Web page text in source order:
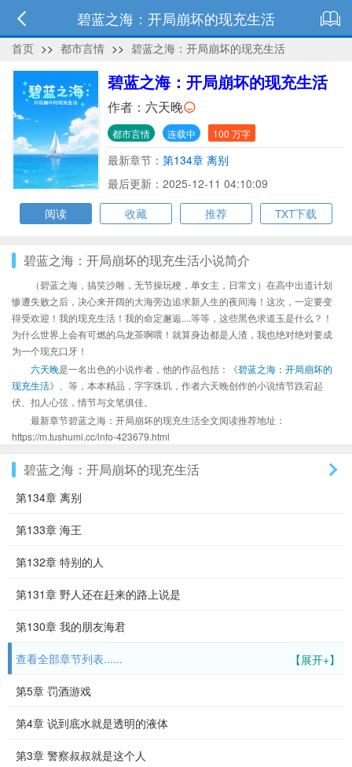
碧蓝之海：开局崩坏的现充生活
首页 >> 都市言情 >> 碧蓝之海：开局崩坏的现充生活
碧蓝之海：开局崩坏的现充生活
作者： 六天晚
都市言情 连载中 100 万字
最新章节： 第134章 离别
最后更新：2025-12-11 04:10:09
阅读
收藏 推荐 TXT下载
碧蓝之海：开局崩坏的现充生活小说简介
（碧蓝之海，搞笑沙雕，无节操玩梗，单女主，日常文）在高中出道计划
惨遭失败之后，决心来开阔的大海旁边追求新人生的夜间海！这次，一定要变
得受欢迎！我的现充生活！我的命定邂逅....等等，这些黑色求道玉是什么？！
为什么世界上会有可燃的乌龙茶啊喂！就算身边都是人渣，我也绝对绝对要成
为一个现充口牙！
六天晚是一名出色的小说作者，他的作品包括：《碧蓝之海：开局崩坏的
现充生活》、等，本本精品，字字珠玑，作者六天晚创作的小说情节跌宕起
伏、扣人心弦，情节与文笔俱佳。
最新章节碧蓝之海：开局崩坏的现充生活全文阅读推荐地址：
https://m.tushumi.cc/info-423679.html
碧蓝之海：开局崩坏的现充生活
第134章 离别
第133章 海王
第132章 特别的人
第131章 野人还在赶来的路上说是
第130章 我的朋友海君
【展开+】
查看全部章节列表......
第5章 罚酒游戏
第4章 说到底水就是透明的液体
第3章 警察叔叔就是这个人